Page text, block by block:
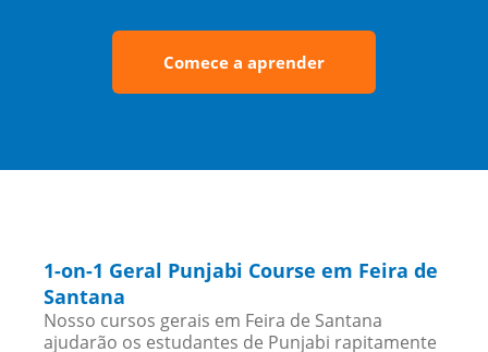
Comece a aprender
1-on-1 Geral Punjabi Course em Feira de
Santana
Nosso cursos gerais em Feira de Santana
ajudarão os estudantes de Punjabi rapitamente